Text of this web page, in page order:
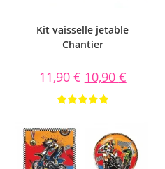
Kit vaisselle jetable
Chantier
11,90€ 10,90 €
sur 5